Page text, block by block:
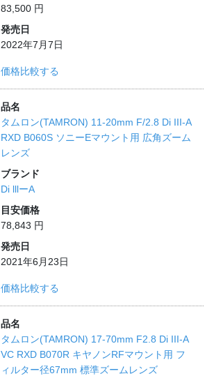
83,500 円
発売日
2022年7月7日
価格比較する
品名
タムロン(TAMRON) 11-20mm F/2.8 Di III-A
RXD B060S ソニーEマウント用 広角ズーム
レンズ
ブランド
Di lllーA
目安価格
78,843 円
発売日
2021年6月23日
価格比較する
品名
タムロン(TAMRON) 17-70mm F2.8 Di III-A
VC RXD B070R キヤノンRFマウント用 フ
ィルター径67mm 標準ズームレンズ